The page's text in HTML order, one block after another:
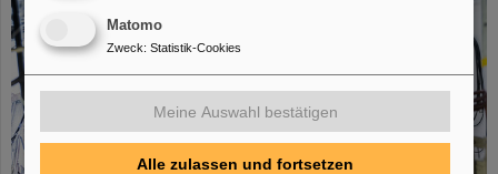
Matomo
Zweck: Statistik-Cookies
Meine Auswahl bestätigen
Alle zulassen und fortsetzen